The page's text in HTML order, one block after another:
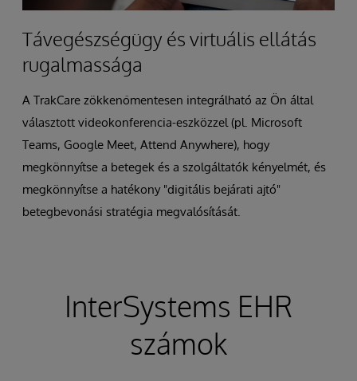
Távegészségügy és virtuális ellátás
rugalmassága
A TrakCare zökkenőmentesen integrálható az Ön által
választott videokonferencia-eszközzel (pl. Microsoft
Teams, Google Meet, Attend Anywhere), hogy
megkönnyítse a betegek és a szolgáltatók kényelmét, és
megkönnyítse a hatékony "digitális bejárati ajtó"
betegbevonási stratégia megvalósítását.
InterSystems EHR
számok